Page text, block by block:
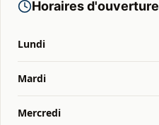
Horaires d'ouverture
Lundi
Mardi
Mercredi